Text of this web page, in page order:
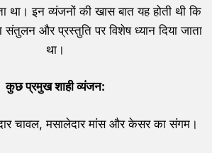
था। इन व्यंजनों की खास बात यह होती थी कि
और प्रस्तुति पर विशेष ध्यान दिया जाता
था।
कुछ प्रमुख शाही व्यंजन:
चावल, मसालेदार मांस और केसर का संगम।